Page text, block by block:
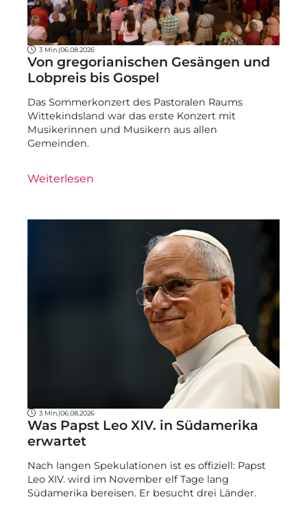
3 Min. |06.08.2026
Von gregorianischen Gesängen und
Lobpreis bis Gospel
Das Sommerkonzert des Pastoralen Raums
Wittekindsland war das erste Konzert mit
Musikerinnen und Musikern aus allen
Gemeinden.
Weiterlesen
3 Min. |06.08.2026
Was Papst Leo XIV. in Südamerika
erwartet
Nach langen Spekulationen ist es offiziell: Papst
Leo XIV. wird im November elf Tage lang
Südamerika bereisen. Er besucht drei Länder.